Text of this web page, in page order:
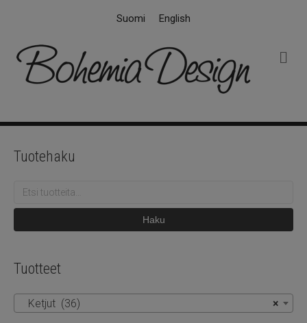
Suomi English
k
Tuotehaku
Etsi:
Haku
Tuotteet
×
Ketjut (36)